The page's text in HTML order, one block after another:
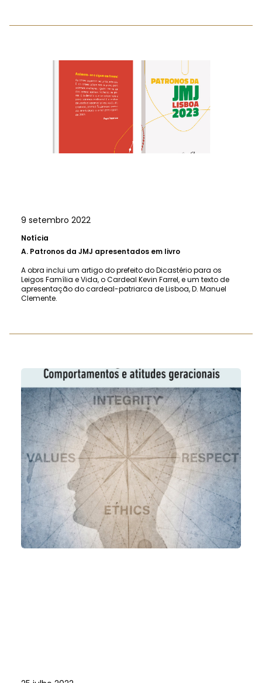
9 setembro 2022
Notícia
A. Patronos da JMJ apresentados em livro
A obra inclui um artigo do prefeito do Dicastério para os
Leigos Família e Vida, o Cardeal Kevin Farrel, e um texto de
apresentação do cardeal-patriarca de Lisboa, D. Manuel
Clemente.